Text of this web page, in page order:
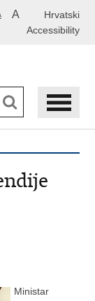
Hrvatski
A
Accessibility
Ministar